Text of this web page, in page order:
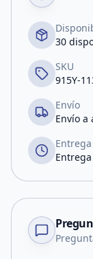
30
SKU
915Y-
Envío
Envío
Entrega